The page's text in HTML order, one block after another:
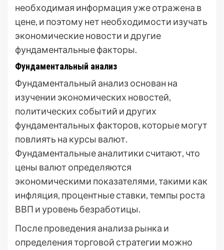
необходимая информация уже отражена в
цене, и поэтому нет необходимости изучать
экономические новости и другие
фундаментальные факторы.
Фундаментальный анализ
Фундаментальный анализ основан на
изучении экономических новостей,
политических событий и других
фундаментальных факторов, которые могут
повлиять на курсы валют.
Фундаментальные аналитики считают, что
цены валют определяются
экономическими показателями, такими как
инфляция, процентные ставки, темпы роста
ВВП и уровень безработицы.
После проведения анализа рынка и
определения торговой стратегии можно